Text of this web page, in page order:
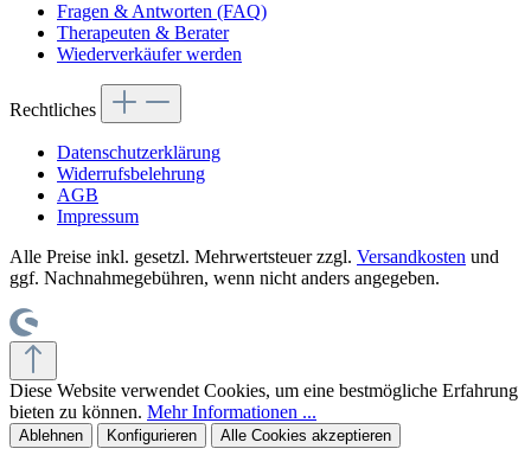
Fragen & Antworten (FAQ)
Therapeuten & Berater
Wiederverkäufer werden
Rechtliches
Datenschutzerklärung
Widerrufsbelehrung
AGB
Impressum
Alle Preise inkl. gesetzl. Mehrwertsteuer zzgl. Versandkosten und
ggf. Nachnahmegebühren, wenn nicht anders angegeben.
Diese Website verwendet Cookies, um eine bestmögliche Erfahrung
bieten zu können. Mehr Informationen ...
Ablehnen Konfigurieren Alle Cookies akzeptieren